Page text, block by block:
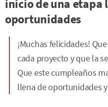
inicio de una etapa
oportunidades
¡Muchas felicidades!
cada proyecto y que la
Que este cumpleaños
llena de oportunidades